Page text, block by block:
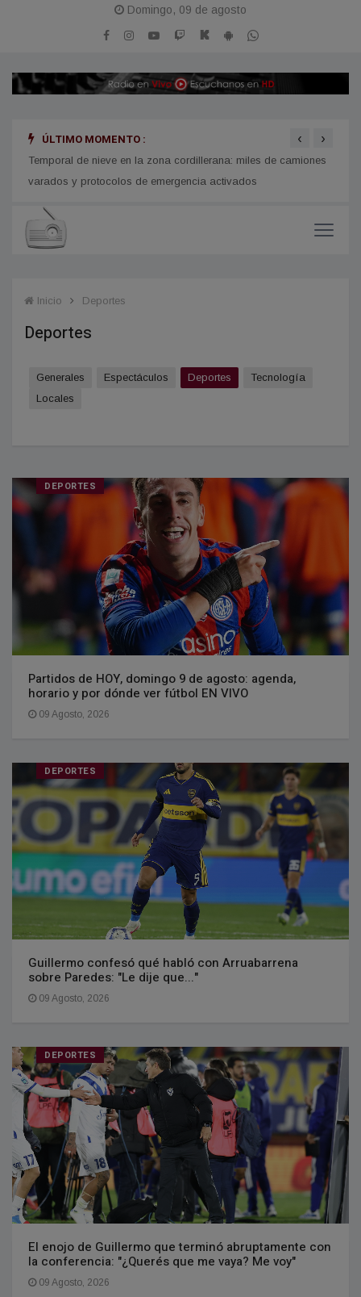
Domingo, 09 de agosto
ÚLTIMO MOMENTO :
Temporal de nieve en la zona cordillerana: miles de camiones
varados y protocolos de emergencia activados
‹ ›
Inicio Deportes
Deportes
Generales Espectáculos Deportes
Tecnologí­a
Locales
DEPORTES
Partidos de HOY, domingo 9 de agosto: agenda,
horario y por dónde ver fútbol EN VIVO
09 Agosto, 2026
DEPORTES
Guillermo confesó qué habló con Arruabarrena
sobre Paredes: "Le dije que..."
09 Agosto, 2026
DEPORTES
El enojo de Guillermo que terminó abruptamente con
la conferencia: "¿Querés que me vaya? Me voy"
09 Agosto, 2026